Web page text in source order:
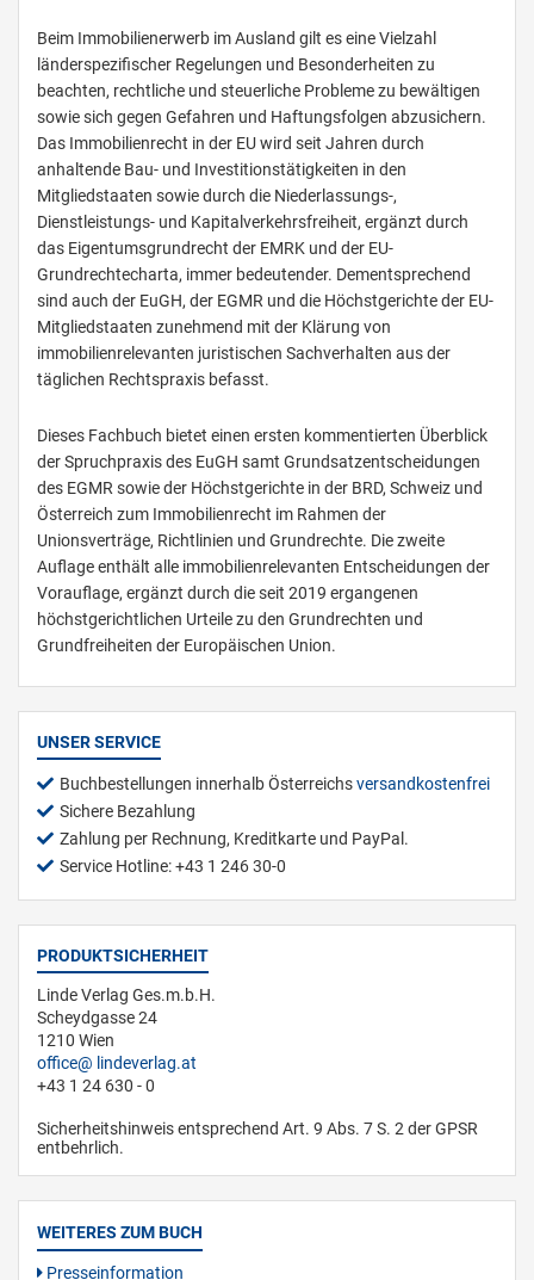
Beim Immobilienerwerb im Ausland gilt es eine Vielzahl
länderspezifischer Regelungen und Besonderheiten zu
beachten, rechtliche und steuerliche Probleme zu bewältigen
sowie sich gegen Gefahren und Haftungsfolgen abzusichern.
Das Immobilienrecht in der EU wird seit Jahren durch
anhaltende Bau- und Investitionstätigkeiten in den
Mitgliedstaaten sowie durch die Niederlassungs-,
Dienstleistungs- und Kapitalverkehrsfreiheit, ergänzt durch
das Eigentumsgrundrecht der EMRK und der EU-
Grundrechtecharta, immer bedeutender. Dementsprechend
sind auch der EuGH, der EGMR und die Höchstgerichte der EU-
Mitgliedstaaten zunehmend mit der Klärung von
immobilienrelevanten juristischen Sachverhalten aus der
täglichen Rechtspraxis befasst.
Dieses Fachbuch bietet einen ersten kommentierten Überblick
der Spruchpraxis des EuGH samt Grundsatzentscheidungen
des EGMR sowie der Höchstgerichte in der BRD, Schweiz und
Österreich zum Immobilienrecht im Rahmen der
Unionsverträge, Richtlinien und Grundrechte. Die zweite
Auflage enthält alle immobilienrelevanten Entscheidungen der
Vorauflage, ergänzt durch die seit 2019 ergangenen
höchstgerichtlichen Urteile zu den Grundrechten und
Grundfreiheiten der Europäischen Union.
UNSER SERVICE
Buchbestellungen innerhalb Österreichsversandkostenfrei
Sichere Bezahlung
Zahlung per Rechnung, Kreditkarte und PayPal.
Service Hotline: +43 1 246 30-0
PRODUKTSICHERHEIT
Linde Verlag Ges.m.b.H.
Scheydgasse 24
1210 Wien
office
lindeverlag.at
+43 1 24 630 - 0
Sicherheitshinweis entsprechend Art. 9 Abs. 7 S. 2 der GPSR
entbehrlich.
WEITERES ZUM BUCH
Presseinformation